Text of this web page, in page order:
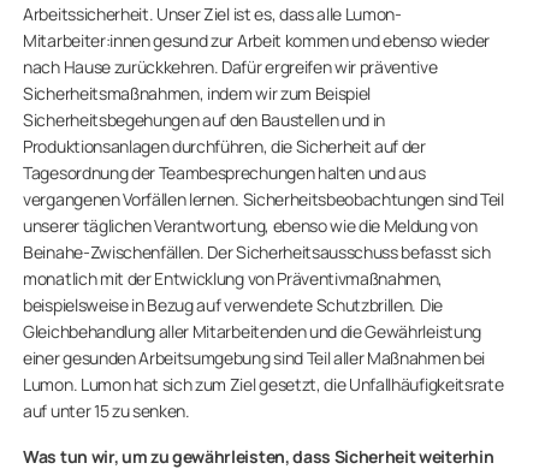
Arbeitssicherheit. Unser Ziel ist es, dass alle Lumon-
Mitarbeiter:innen gesund zur Arbeit kommen und ebenso wieder
nach Hause zurückkehren. Dafür ergreifen wir präventive
Sicherheitsmaßnahmen, indem wir zum Beispiel
Sicherheitsbegehungen auf den Baustellen und in
Produktionsanlagen durchführen, die Sicherheit auf der
Tagesordnung der Teambesprechungen halten und aus
vergangenen Vorfällen lernen. Sicherheitsbeobachtungen sind Teil
unserer täglichen Verantwortung, ebenso wie die Meldung von
Beinahe-Zwischenfällen. Der Sicherheitsausschuss befasst sich
monatlich mit der Entwicklung von Präventivmaßnahmen,
beispielsweise in Bezug auf verwendete Schutzbrillen. Die
Gleichbehandlung aller Mitarbeitenden und die Gewährleistung
einer gesunden Arbeitsumgebung sind Teil aller Maßnahmen bei
Lumon. Lumon hat sich zum Ziel gesetzt, die Unfallhäufigkeitsrate
auf unter 15 zu senken.
Was tun wir, um zu gewährleisten, dass Sicherheit weiterhin